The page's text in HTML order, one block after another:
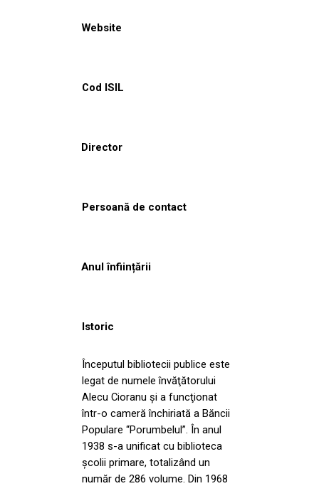
Website
Cod ISIL
Director
Persoană de contact
Anul înființării
Istoric
Începutul bibliotecii publice este
legat de numele învăţătorului
Alecu Cioranu şi a funcţionat
într-o cameră închiriată a Băncii
Populare “Porumbelul”. În anul
1938 s-a unificat cu biblioteca
şcolii primare, totalizând un
număr de 286 volume. Din 1968